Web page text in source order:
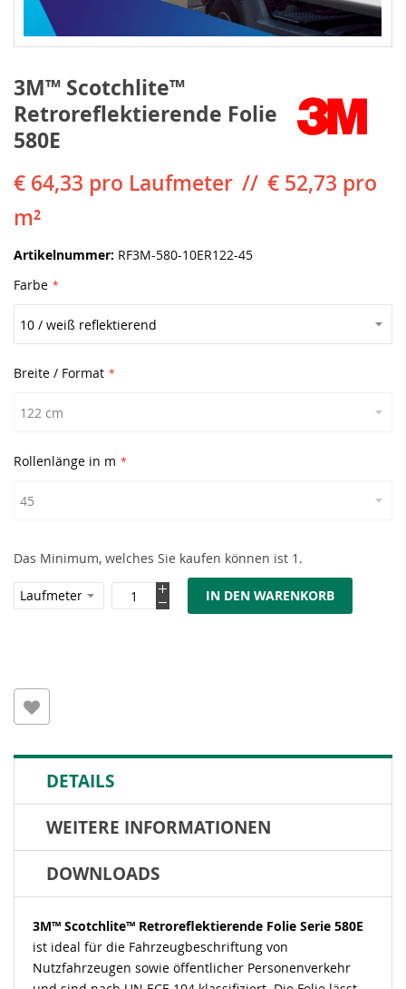
3M™ Scotchlite™
Retroreflektierende Folie
580E
€ 64,33 pro Laufmeter
€ 52,73 pro
m²
Artikelnummer RF3M-580-10ER122-45
Farbe
Breite / Format
Rollenlänge in m
Das Minimum, welches Sie kaufen können ist 1.
IN DEN WARENKORB
DETAILS
WEITERE INFORMATIONEN
DOWNLOADS
3M™ Scotchlite™ Retroreflektierende Folie Serie 580E
ist ideal für die Fahrzeugbeschriftung von
Nutzfahrzeugen sowie öffentlicher Personenverkehr